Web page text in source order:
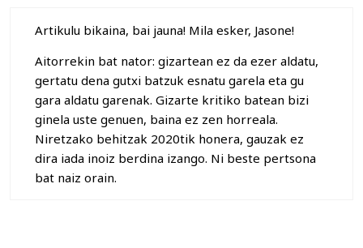
Artikulu bikaina, bai jauna! Mila esker, Jasone!
Aitorrekin bat nator: gizartean ez da ezer aldatu,
gertatu dena gutxi batzuk esnatu garela eta gu
gara aldatu garenak. Gizarte kritiko batean bizi
ginela uste genuen, baina ez zen horreala.
Niretzako behitzak 2020tik honera, gauzak ez
dira iada inoiz berdina izango. Ni beste pertsona
bat naiz orain.